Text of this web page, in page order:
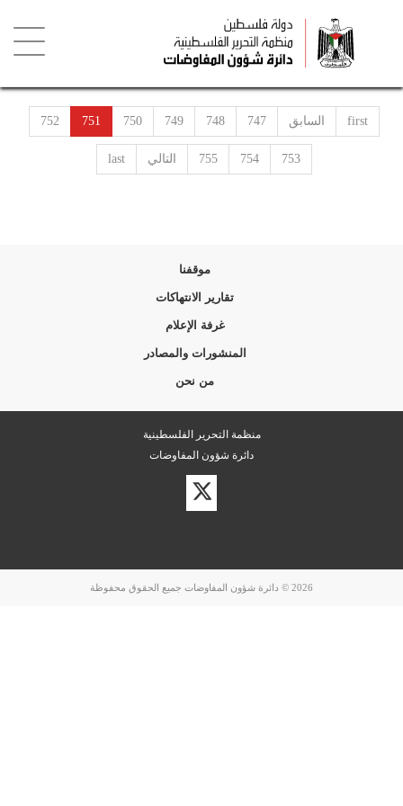
first السابق 747
748
749
750
751
752
753
754
755 التالي last
موقفنا
تقارير الانتهاكات
غرفة الإعلام
المنشورات والمصادر
من نحن
منظمة التحرير الفلسطينية
دائرة شؤون المفاوضات
زيارة
حسابنا
على
2026 © دائرة شؤون المفاوضات جميع الحقوق محفوظة